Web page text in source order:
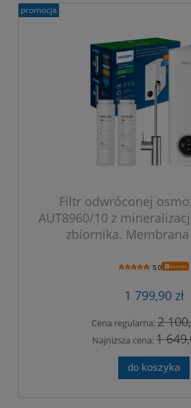
Filtr odwróconej
AUT8960/10 z
zbiornika. Membrana
5.0 Bestseller
1 799,90 zł
Cena regularna:2
Najniższa cena:1
do koszyka
promocja